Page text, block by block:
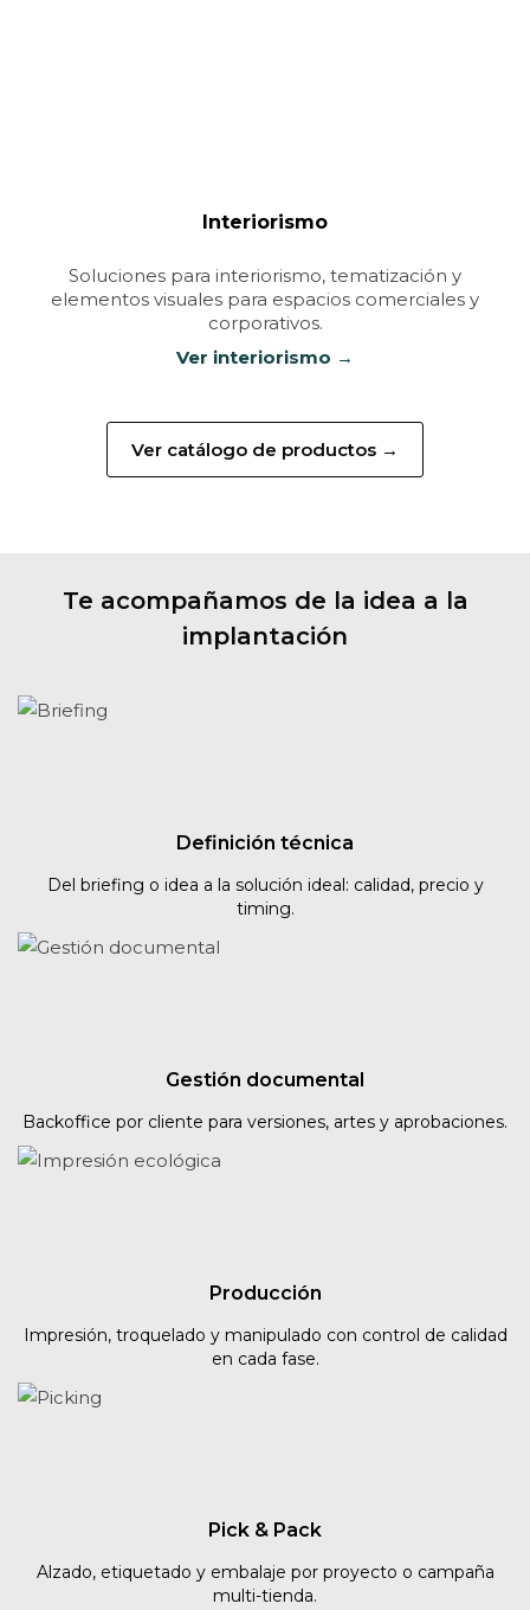
Interiorismo
Soluciones para interiorismo, tematización y
elementos visuales para espacios comerciales y
corporativos.
Ver interiorismo →
Ver catálogo de productos →
Te acompañamos de la idea a la
implantación
Definición técnica
Del briefing o idea a la solución ideal: calidad, precio y
timing.
Gestión documental
Backoffice por cliente para versiones, artes y aprobaciones.
Producción
Impresión, troquelado y manipulado con control de calidad
en cada fase.
Pick & Pack
Alzado, etiquetado y embalaje por proyecto o campaña
multi-tienda.